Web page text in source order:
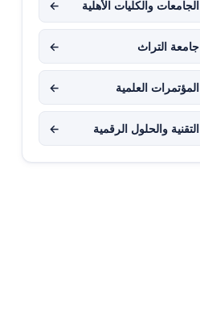
الجامعات والكليات الأهلية ←
جامعة التراث ←
المؤتمرات العلمية ←
التقنية والحلول الرقمية ←